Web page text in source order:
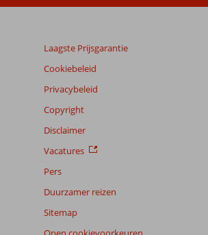
Laagste Prijsgarantie
Cookiebeleid
Privacybeleid
Copyright
Disclaimer
Vacatures
Pers
Duurzamer reizen
Sitemap